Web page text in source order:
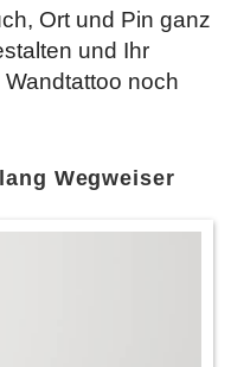
Ort und Pin ganz
und Ihr
noch
Wegweiser